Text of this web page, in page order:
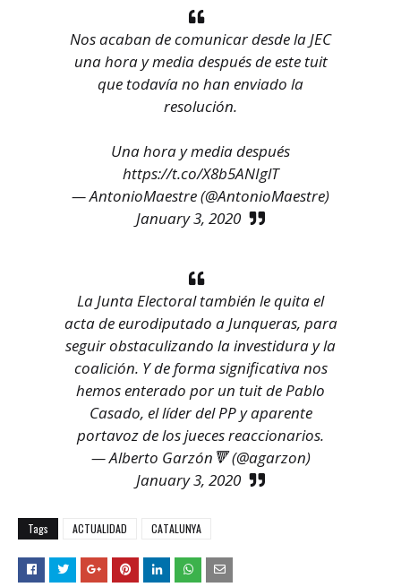
Nos acaban de comunicar desde la JEC
una hora y media después de este tuit
que todavía no han enviado la
resolución.
Una hora y media después
https://t.co/X8b5ANIglT
— AntonioMaestre (@AntonioMaestre)
January 3, 2020
La Junta Electoral también le quita el
acta de eurodiputado a Junqueras, para
seguir obstaculizando la investidura y la
coalición. Y de forma significativa nos
hemos enterado por un tuit de Pablo
Casado, el líder del PP y aparente
portavoz de los jueces reaccionarios.
— Alberto Garzón🔻 (@agarzon)
January 3, 2020
Tags ACTUALIDAD CATALUNYA